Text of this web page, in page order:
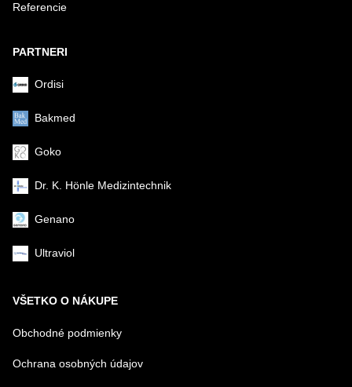
Odoslať
Referencie
PARTNERI
Ordisi
Bakmed
Goko
Dr. K. Hönle Medizintechnik
Genano
Ultraviol
VŠETKO O NÁKUPE
Obchodné podmienky
Ochrana osobných údajov